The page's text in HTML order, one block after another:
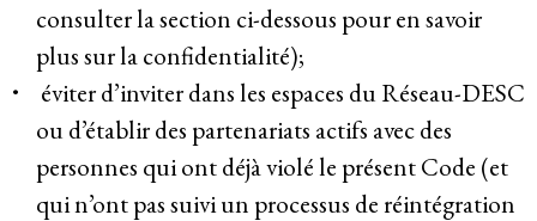
consulter la section ci-dessous pour en savoir
plus sur la confidentialité);
éviter d’inviter dans les espaces du Réseau-DESC
ou d’établir des partenariats actifs avec des
personnes qui ont déjà violé le présent Code (et
qui n’ont pas suivi un processus de réintégration